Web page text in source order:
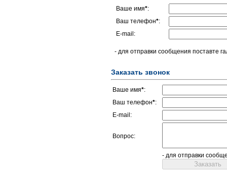
Ваше имя*:
Ваш телефон*:
E-mail:
- для отправки сообщения поставте
Заказать звонок
Ваше имя*:
Ваш телефон*:
E-mail:
Вопрос:
- для отправки